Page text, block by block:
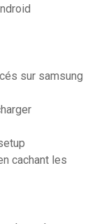
sur samsung
cachant les